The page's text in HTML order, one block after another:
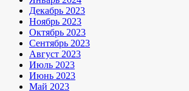
Декабрь 2023
Ноябрь 2023
Октябрь 2023
Сентябрь 2023
Август 2023
Июль 2023
Июнь 2023
Май 2023